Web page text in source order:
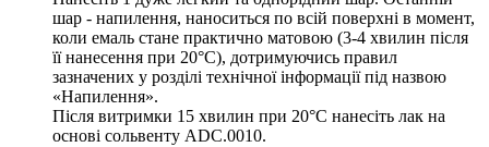
шар - напилення, наноситься по всій поверхні в момент,
коли емаль стане практично матовою (3-4 хвилин після
її нанесення при 20°C), дотримуючись правил
зазначених у розділі технічної інформації під назвою
«Напилення».
Після витримки 15 хвилин при 20°C нанесіть лак на
основі сольвенту ADC.0010.